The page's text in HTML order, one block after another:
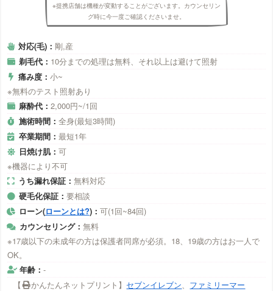
※提携店舗は機種が変動することがございます。カウンセリン
グ時に今一度ご確認くださいませ。
対応(毛)：剛,産
剃毛代： 10分までの処理は無料、それ以上は避けて照射
痛み度：小~
※無料のテスト照射あり
麻酔代：2,000円~/1回
施術時間： 全身(最短3時間)
卒業期間： 最短1年
日焼け肌： 可
※機器により不可
うち漏れ保証： 無料対応
硬毛化保証： 要相談
ローン(ローンとは?)： 可(1回~84回)
カウンセリング： 無料
※17歳以下の未成年の方は保護者同席が必須。18、19歳の方はお一人で
OK。
年齢：-
【
かんたんネットプリント】 セブンイレブン
ファミリーマー